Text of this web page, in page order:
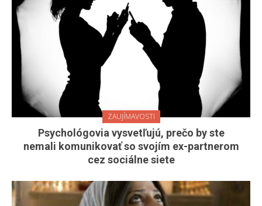
ZAUJÍMAVOSTI
Psychológovia vysvetľujú, prečo by ste
nemali komunikovať so svojím ex-partnerom
cez sociálne siete